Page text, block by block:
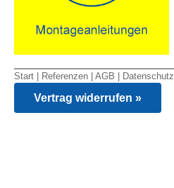
Start Referenzen AGB Datenschutz
Vertrag widerrufen »